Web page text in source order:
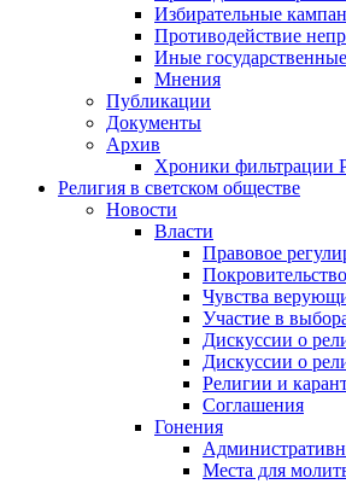
Избирательные
Противодействие
Иные
Мнения
Публикации
Документы
Архив
Хроники фильтрации
Религия в светском обществе
Новости
Власти
Правовое
Чувства
Участие в
Дискуссии о
Дискуссии о
Религии и
Соглашения
Гонения
Места для